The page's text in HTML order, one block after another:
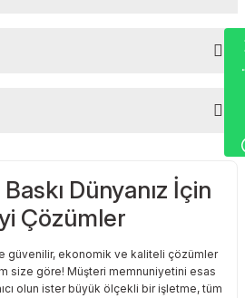
ilk yorumu siz yapın!Dünyanız İçin
Çözümler
güvenilir, ekonomik ve kaliteli çözümler
size göre! Müşteri memnuniyetini esas
olun ister büyük ölçekli bir işletme, tüm